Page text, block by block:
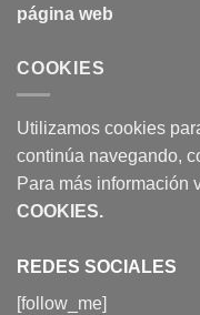
página web
COOKIES
Utilizamos cookies
continúa navegando,
Para más información
COOKIES.
REDES SOCIALES
[follow_me]